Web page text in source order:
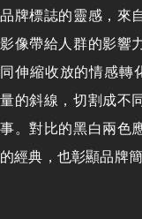
品牌標誌的靈感，來
影像帶給人群的影響
同伸縮收放的情感轉
量的斜線，切割成不
事。對比的黑白兩色
的經典，也彰顯品牌